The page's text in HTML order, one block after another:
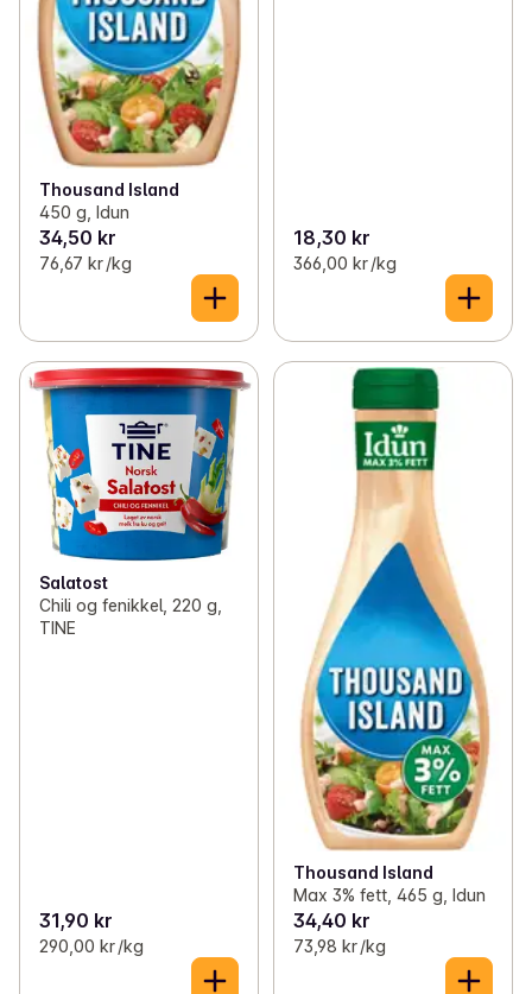
Thousand Island
450 g, Idun
34,50 kr
76,67 kr /kg
18,30 kr
366,00 kr /kg
Salatost
Chili og fenikkel, 220 g,
TINE
31,90 kr
290,00 kr /kg
Thousand Island
Max 3% fett, 465 g, Idun
34,40 kr
73,98 kr /kg